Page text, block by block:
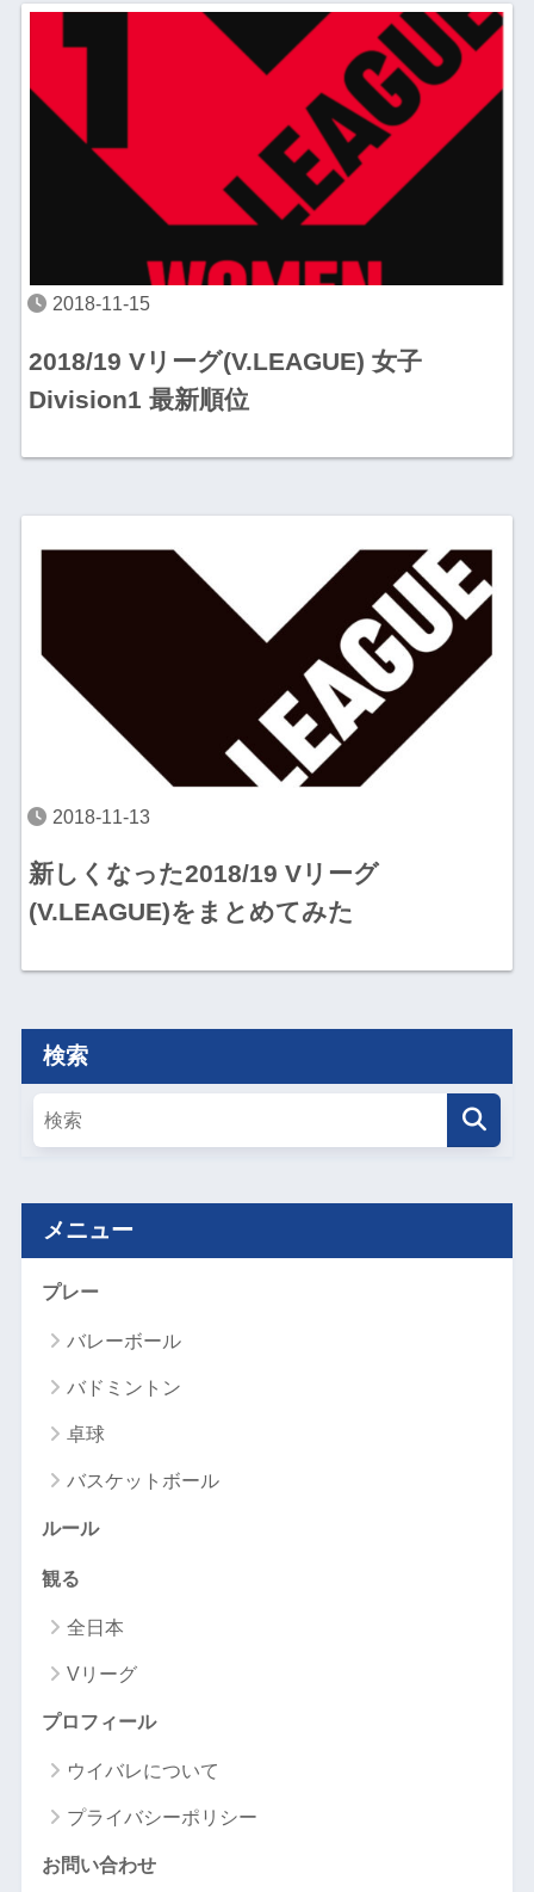
2018-11-15
2018/19 Vリーグ(V.LEAGUE) 女子
Division1 最新順位
2018-11-13
新しくなった2018/19 Vリーグ
(V.LEAGUE)をまとめてみた
検索
メニュー
プレー
バレーボール
バドミントン
卓球
バスケットボール
ルール
観る
全日本
Vリーグ
プロフィール
ウイバレについて
プライバシーポリシー
お問い合わせ